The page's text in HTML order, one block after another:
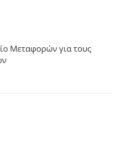
Μεταφορών για τους